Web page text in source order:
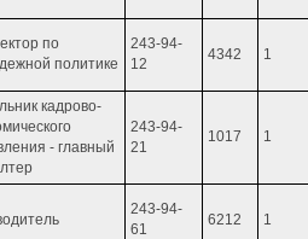
по
политике
243-94-
12
4342 1
кадрово-
- главный
243-94-
21
1017 1
243-94-
61
6212 1